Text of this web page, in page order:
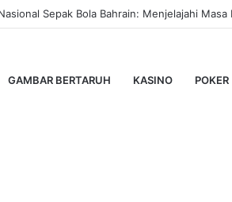
Sepak Bola Bahrain: Menjelajahi Masa
GAMBAR BERTARUH KASINO POKER